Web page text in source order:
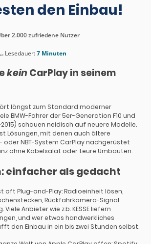
den Einbau!
2.000 zufriedene Nutzer
Lesedauer:7 Minuten
kein CarPlay in seinem
längst zum Standard moderner
BMW-Fahrer der 5er-Generation F10 und
schauen neidisch auf neuere Modelle.
Lösungen, mit denen auch ältere
oder NBT-System CarPlay nachgerüstet
ohne Kabelsalat oder teure Umbauten.
einfacher als gedacht
oft Plug-and-Play: Radioeinheit lösen,
Rückfahrkamera-Signal
Anbieter wie z.b. KESSE liefern
und wer etwas handwerkliches
den Einbau in ein bis zwei Stunden selbst.